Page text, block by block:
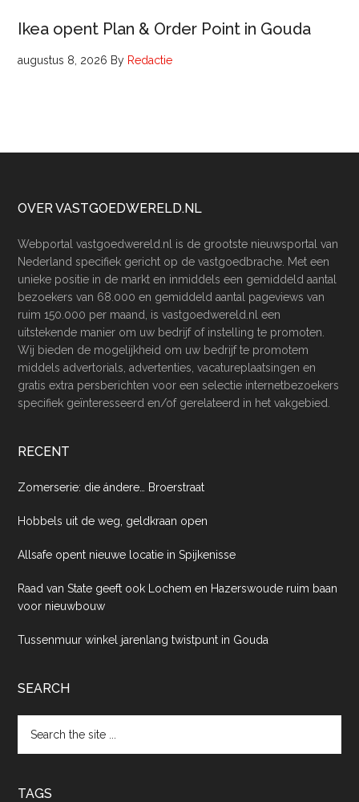
Ikea opent Plan & Order Point in Gouda
augustus 8, 2026 By Redactie
Footer
OVER VASTGOEDWERELD.NL
Webportal vastgoedwereld.nl is de grootste nieuwsportal van
Nederland specifiek gericht op de vastgoedbrache. Met een
unieke positie in de markt en inmiddels een gemiddeld aantal
bezoekers van 68.000 en gemiddeld aantal pageviews van
ruim 150.000 per maand, is vastgoedwereld.nl een
uitstekende manier om uw bedrijf of instelling te promoten.
Wij bieden de mogelijkheid om uw bedrijf te promotem
middels advertorials, advertenties, vacatureplaatsingen en
gratis extra persberichten voor een selectie internetbezoekers
specifiek geïnteresseerd en/of gerelateerd in het vakgebied.
RECENT
Zomerserie: die ándere… Broerstraat
Hobbels uit de weg, geldkraan open
Allsafe opent nieuwe locatie in Spijkenisse
Raad van State geeft ook Lochem en Hazerswoude ruim baan
voor nieuwbouw
Tussenmuur winkel jarenlang twistpunt in Gouda
SEARCH
the
TAGS